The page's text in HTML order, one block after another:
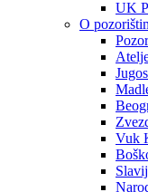
UK
O
Vuk